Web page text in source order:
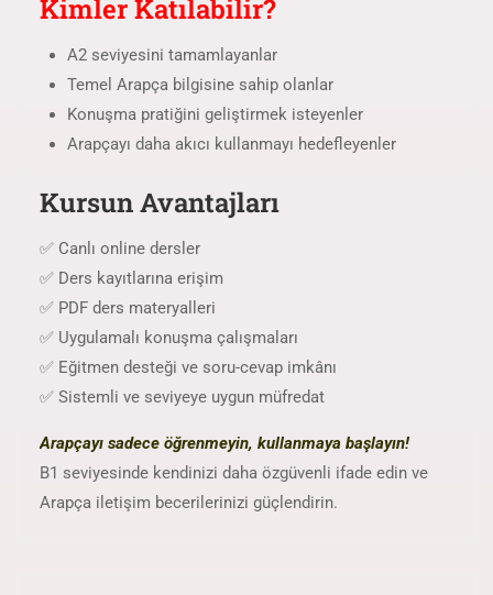
Kimler Katılabilir?
A2 seviyesini tamamlayanlar
Temel Arapça bilgisine sahip olanlar
Konuşma pratiğini geliştirmek isteyenler
Arapçayı daha akıcı kullanmayı hedefleyenler
Kursun Avantajları
✅ Canlı online dersler
✅ Ders kayıtlarına erişim
✅ PDF ders materyalleri
✅ Uygulamalı konuşma çalışmaları
✅ Eğitmen desteği ve soru-cevap imkânı
✅ Sistemli ve seviyeye uygun müfredat
Arapçayı sadece öğrenmeyin, kullanmaya başlayın!
B1 seviyesinde kendinizi daha özgüvenli ifade edin ve
Arapça iletişim becerilerinizi güçlendirin.